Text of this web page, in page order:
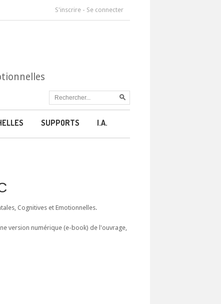
S'inscrire - Se connecter
SUPPORTS I.A.
Cognitives et Emotionnelles.
version numérique (e-book) de l'ouvrage,